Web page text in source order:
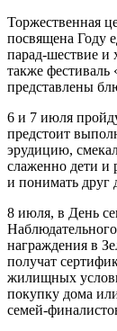
Торжественная
посвящена Году
парад-шествие и
также фестиваль
представлены
6 и 7 июля
предстоит
эрудицию,
слаженно дети и
и понимать друг
8 июля, в День
награждения в
получат
жилищных
покупку дома
семей-